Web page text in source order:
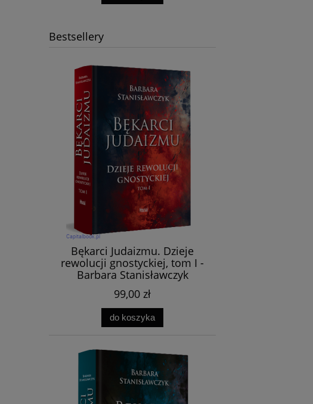
Bestsellery
Bękarci Judaizmu. Dzieje
rewolucji gnostyckiej, tom I -
Barbara Stanisławczyk
99,00 zł
do koszyka